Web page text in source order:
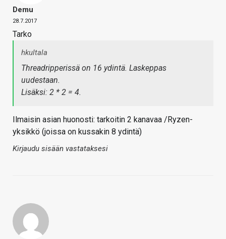
Demu
28.7.2017
Tarko
hkultala
Threadripperissä on 16 ydintä. Laskeppas
uudestaan.
Lisäksi: 2 * 2 = 4.
Ilmaisin asian huonosti: tarkoitin 2 kanavaa /Ryzen-
yksikkö (joissa on kussakin 8 ydintä)
Kirjaudu sisään vastataksesi